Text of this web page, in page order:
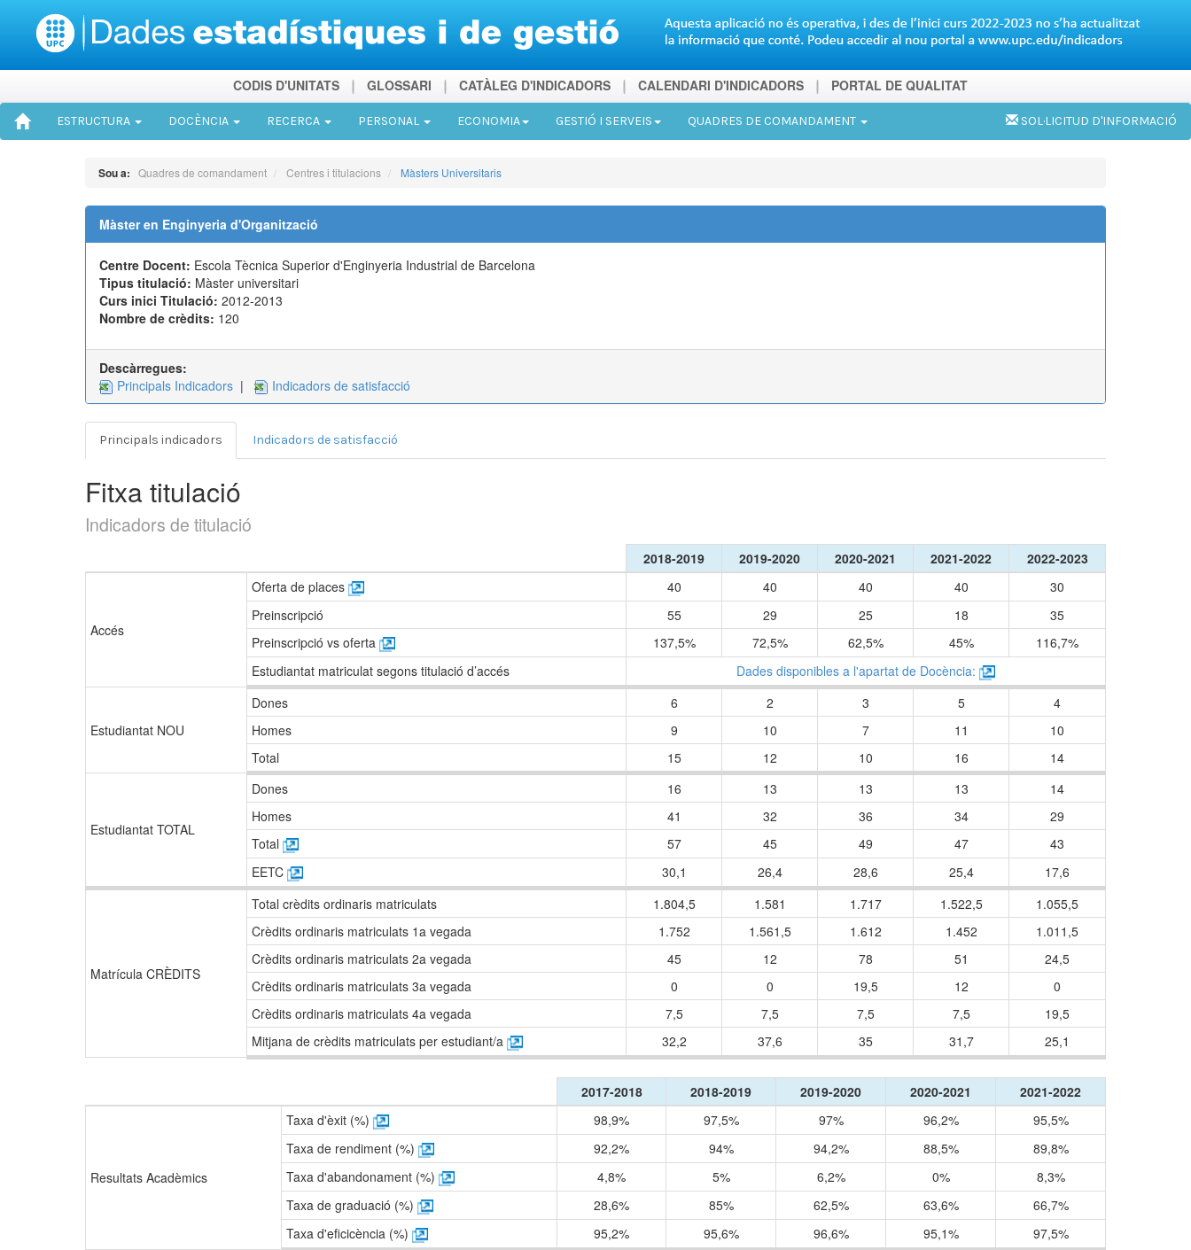
CODIS D'UNITATS GLOSSARI CATÀLEG D'INDICADORS CALENDARI D'INDICADORS PORTAL DE QUALITAT
ESTRUCTURA DOCÈNCIA RECERCA PERSONAL ECONOMIA GESTIÓ I SERVEIS QUADRES DE COMANDAMENT SOL·LICITUD D'INFORMACIÓ
Sou a: Quadres de comandament Centres i titulacions Màsters Universitaris
Màster en Enginyeria d'Organització
Centre Docent: Escola Tècnica Superior d'Enginyeria Industrial de Barcelona
Tipus titulació: Màster universitari
Curs inici Titulació: 2012-2013
Nombre de crèdits: 120
Descàrregues:
Principals Indicadors | Indicadors de satisfacció
Principals indicadors Indicadors de satisfacció
Fitxa titulació
Indicadors de titulació
2018-2019 2019-2020 2020-2021 2021-2022 2022-2023
Accés
Oferta de places 40 40 40 40
30
Preinscripció
55 29 25 18
35
Preinscripció vs oferta
137,5% 72,5% 62,5% 45%
116,7%
Estudiantat matriculat segons titulació d’accés
Dades disponibles a l'apartat de Docència:
Estudiantat NOU
Dones 6 2 3 5
4
Homes
9 10 7 11
10
Total
15 12 10 16 14
Estudiantat TOTAL
Dones 16 13 13 13
14
Homes
41 32 36 34
29
Total
57 45 49 47
43
EETC
30,1 26,4 28,6 25,4 17,6
Matrícula CRÈDITS
Total crèdits ordinaris matriculats 1.804,5 1.581 1.717 1.522,5
1.055,5
Crèdits ordinaris matriculats 1a vegada
1.752 1.561,5 1.612 1.452
1.011,5
Crèdits ordinaris matriculats 2a vegada
45 12 78 51
24,5
Crèdits ordinaris matriculats 3a vegada
0 0 19,5 12
0
Crèdits ordinaris matriculats 4a vegada
7,5 7,5 7,5 7,5
19,5
Mitjana de crèdits matriculats per estudiant/a
32,2 37,6 35 31,7 25,1
2017-2018 2018-2019 2019-2020 2020-2021 2021-2022
Resultats Acadèmics
Taxa d'èxit (%) 98,9% 97,5% 97% 96,2%
95,5%
Taxa de rendiment (%)
92,2% 94% 94,2% 88,5%
89,8%
Taxa d'abandonament (%)
4,8% 5% 6,2% 0%
8,3%
Taxa de graduació (%)
28,6% 85% 62,5% 63,6%
66,7%
Taxa d'eficicència (%)
95,2% 95,6% 96,6% 95,1% 97,5%